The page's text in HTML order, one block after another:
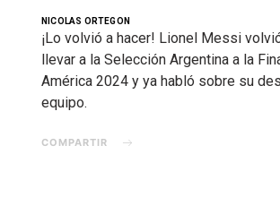
NICOLAS ORTEGON
¡Lo volvió a hacer! Lionel Messi
llevar a la Selección Argentina a la
América 2024 y ya habló sobre su
equipo.
COMPARTIR